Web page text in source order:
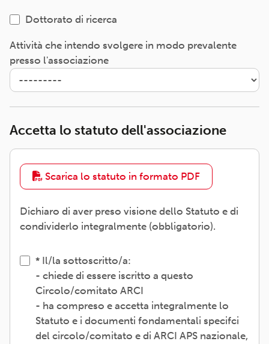
Dottorato di ricerca
Attività che intendo svolgere in modo prevalente
presso l'associazione
Accetta lo statuto dell'associazione
Scarica lo statuto in formato PDF
Dichiaro di aver preso visione dello Statuto e di
condividerlo integralmente (obbligatorio).
Il/la sottoscritto/a:
- chiede di essere iscritto a questo
Circolo/comitato ARCI
- ha compreso e accetta integralmente lo
Statuto e i documenti fondamentali specifci
del circolo/comitato e di ARCI APS nazionale,